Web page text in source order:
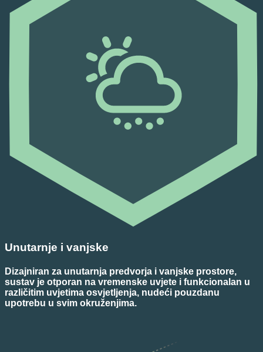
Unutarnje i vanjske
Dizajniran za unutarnja predvorja i vanjske prostore,
sustav je otporan na vremenske uvjete i funkcionalan u
različitim uvjetima osvjetljenja, nudeći pouzdanu
upotrebu u svim okruženjima.